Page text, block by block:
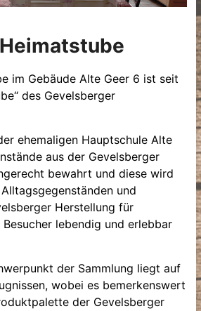
Heimatstube
im Gebäude Alte Geer 6 ist seit
des Gevelsberger
ehemaligen Hauptschule Alte
aus der Gevelsberger
bewahrt und diese wird
und
Herstellung für
Besucher lebendig und erlebbar
der Sammlung liegt auf
wobei es bemerkenswert
der Gevelsberger